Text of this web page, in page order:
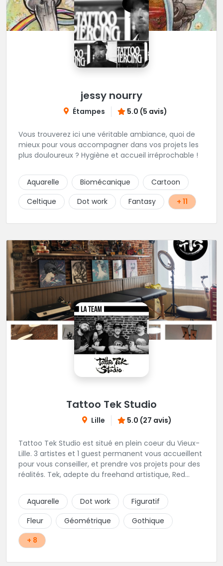
jessy nourry
Étampes 5.0 (5 avis)
Vous trouverez ici une véritable ambiance, quoi de
mieux pour vous accompagner dans vos projets les
plus douloureux ? Hygiène et accueil irréprochable !
Aquarelle Biomécanique
Cartoon
Celtique
Dot work Fantasy + 11
Tattoo Tek Studio
Lille 5.0 (27 avis)
Tattoo Tek Studio est situé en plein coeur du Vieux-
Lille. 3 artistes et 1 guest permanent vous accueillent
pour vous conseiller, et prendre vos projets pour des
réalités. Tek, adepte du freehand artistique, Red
amoureux du Blackwork et If.Tattoo maitrise des
couleurs et du pop-art.
Aquarelle Dot work
Figuratif
Fleur
Géométrique
Gothique
+ 8